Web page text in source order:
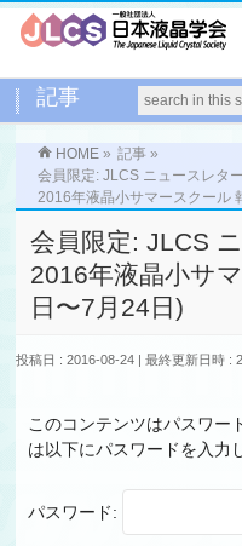
記事
HOME » 記事 »
会員限定: JLCS ニュースレタ
2016年液晶小サマースクール
会員限定: JLCS
2016年液晶小サ
日〜7月24日)
投稿日 : 2016-08-24 最終更新日時 :
このコンテンツはパスワー
は以下にパスワードを入力
パスワード: